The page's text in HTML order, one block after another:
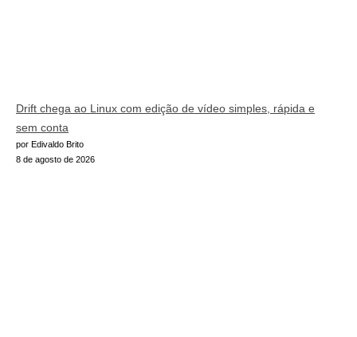
Drift chega ao Linux com edição de vídeo simples, rápida e
sem conta
por Edivaldo Brito
8 de agosto de 2026